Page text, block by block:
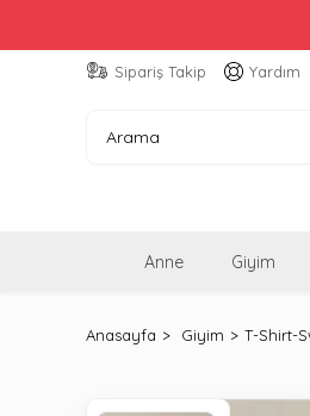
Sipariş Takip Yardım
Anne Giyim
Anasayfa Giyim T-Shirt-